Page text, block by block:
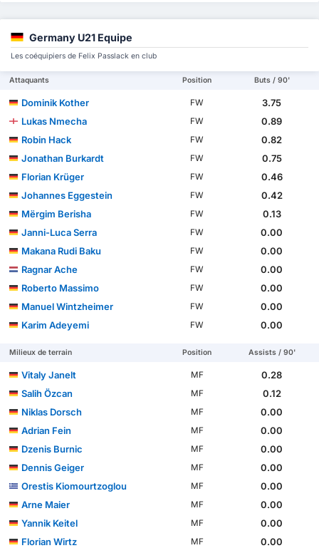
Germany U21 Equipe
Les coéquipiers de Felix Passlack en club
Attaquants Position Buts / 90'
Dominik Kother FW
3.75
Lukas Nmecha
FW
0.89
Robin Hack
FW
0.82
Jonathan Burkardt
FW
0.75
Florian Krüger
FW
0.46
Johannes Eggestein
FW
0.42
Mërgim Berisha
FW
0.13
Janni-Luca Serra
FW
0.00
Makana Rudi Baku
FW
0.00
Ragnar Ache
FW
0.00
Roberto Massimo
FW
0.00
Manuel Wintzheimer
FW
0.00
Karim Adeyemi
FW 0.00
Milieux de terrain Position Assists / 90'
Vitaly Janelt MF
0.28
Salih Özcan
MF
0.12
Niklas Dorsch
MF
0.00
Adrian Fein
MF
0.00
Dzenis Burnic
MF
0.00
Dennis Geiger
MF
0.00
Orestis Kiomourtzoglou
MF
0.00
Arne Maier
MF
0.00
Yannik Keitel
MF
0.00
Florian Wirtz
MF
0.00